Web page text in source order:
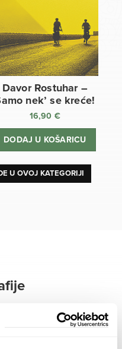
Davor Rostuhar –
nek’ se kreće!
16,90 €
DODAJ U KOŠARICU
U OVOJ KATEGORIJI